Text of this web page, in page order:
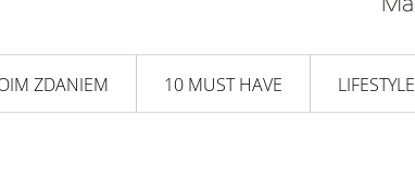
ZDANIEM 10 MUST HAVE LIFESTYLE